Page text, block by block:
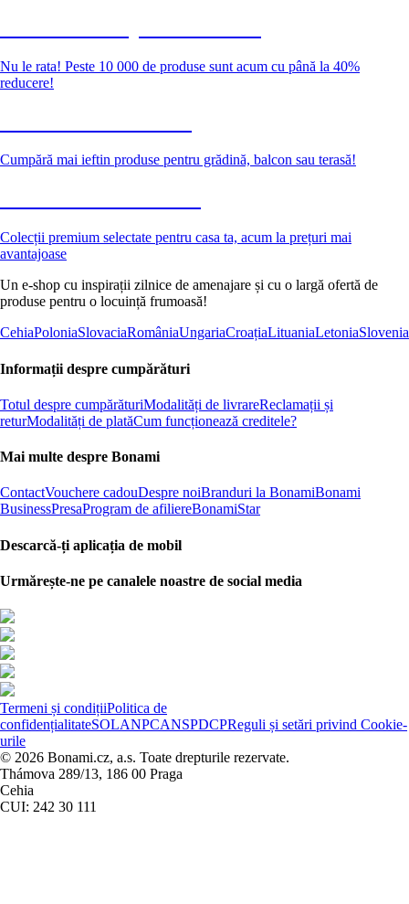
Nu le rata! Peste 10 000 de produse sunt acum cu până la 40%
reducere!
Cumpără mai ieftin produse pentru grădină, balcon sau terasă!
Colecții premium selectate pentru casa ta, acum la prețuri mai
avantajoase
Un e-shop cu inspirații zilnice de amenajare și cu o largă ofertă de
produse pentru o locuință frumoasă!
CehiaPoloniaSlovaciaRomâniaUngariaCroațiaLituaniaLetoniaSlovenia
Informații despre cumpărături
Totul despre cumpărăturiModalități de livrareReclamații și
returModalități de platăCum funcționează creditele?
Mai multe despre Bonami
ContactVouchere cadouDespre noiBranduri la BonamiBonami
BusinessPresaProgram de afiliereBonamiStar
Descarcă-ți aplicația de mobil
Urmărește-ne pe canalele noastre de social media
Termeni și condițiiPolitica de
confidențialitateSOLANPCANSPDCPReguli și setări privind Cookie-
urile
© 2026 Bonami.cz, a.s. Toate drepturile rezervate.
Thámova 289/13, 186 00 Praga
Cehia
CUI: 242 30 111